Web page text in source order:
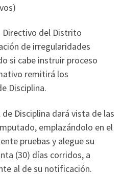
Directivo del Distrito
de irregularidades
si cabe instruir proceso
remitirá los
Disciplina.
de Disciplina dará vista de las
emplazándolo en el
pruebas y alegue su
(30) días corridos, a
al de su notificación.